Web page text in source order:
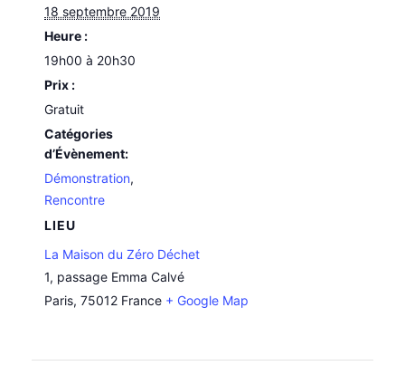
18 septembre 2019
Heure :
19h00 à 20h30
Prix :
Gratuit
Catégories
d’Évènement:
Démonstration,
Rencontre
LIEU
La Maison du Zéro Déchet
1, passage Emma Calvé
Paris, 75012 France + Google Map